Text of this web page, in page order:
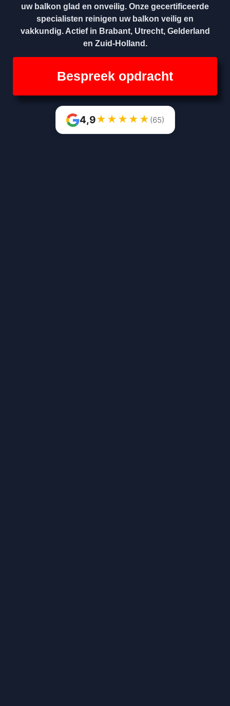
uw balkon glad en onveilig. Onze gecertificeerde
specialisten reinigen uw balkon veilig en
vakkundig. Actief in Brabant, Utrecht, Gelderland
en Zuid-Holland.
Bespreek opdracht
4,9★ ★ ★ ★ ★ (65)